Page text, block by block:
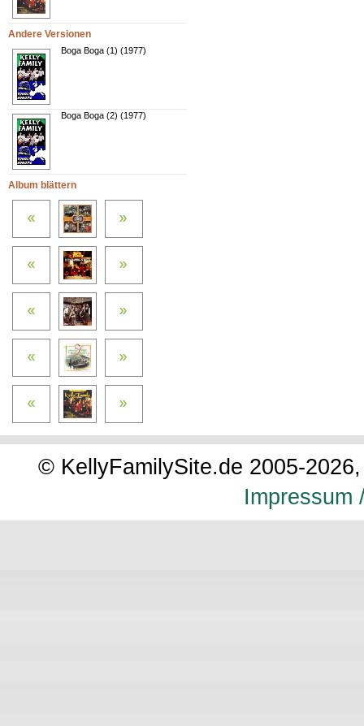
Andere Versionen
Boga Boga (1) (1977)
Boga Boga (2) (1977)
Album blättern
© KellyFamilySite.de 2005-
Impressum